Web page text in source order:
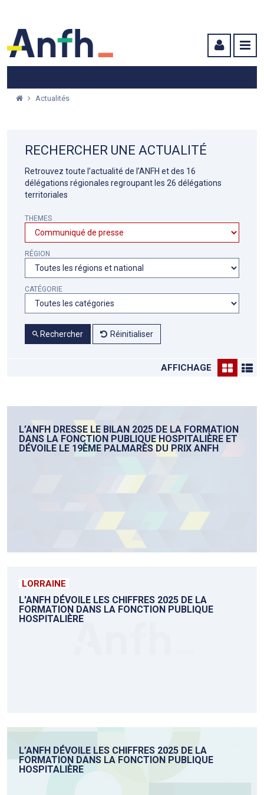
Actualités
RECHERCHER UNE ACTUALITÉ
Retrouvez toute l’actualité de l’ANFH et des 16
délégations régionales regroupant les 26 délégations
territoriales
THEMES
RÉGION
CATÉGORIE
Rechercher Réinitialiser
AFFICHAGE
L’ANFH DRESSE LE BILAN 2025 DE LA FORMATION
DANS LA FONCTION PUBLIQUE HOSPITALIÈRE ET
DÉVOILE LE 19ÈME PALMARÈS DU PRIX ANFH
LORRAINE
L'ANFH DÉVOILE LES CHIFFRES 2025 DE LA
FORMATION DANS LA FONCTION PUBLIQUE
HOSPITALIÈRE
L’ANFH DÉVOILE LES CHIFFRES 2025 DE LA
FORMATION DANS LA FONCTION PUBLIQUE
HOSPITALIÈRE